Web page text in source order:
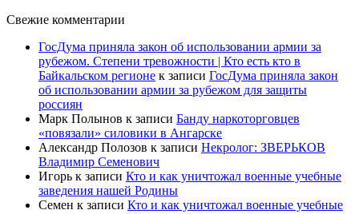
Свежие комментарии
ГосДума приняла закон об использовании армии за
рубежом. Степени тревожности | Кто есть кто в
Байкальском регионе к записи ГосДума приняла закон
об использовании армии за рубежом для защиты
россиян
Марк Полынов к записи Банду наркоторговцев
«повязали» силовики в Ангарске
Александр Полозов к записи Некролог: ЗВЕРЬКОВ
Владимир Семенович
Игорь к записи Кто и как уничтожал военные учебные
заведения нашей Родины
Семен к записи Кто и как уничтожал военные учебные